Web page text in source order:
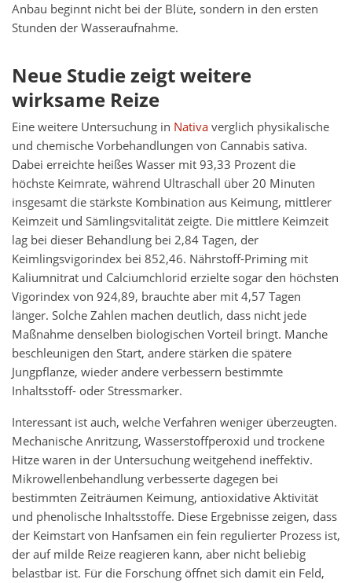
Anbau beginnt nicht bei der Blüte, sondern in den ersten
Stunden der Wasseraufnahme.
Neue Studie zeigt weitere
wirksame Reize
Eine weitere Untersuchung in Nativaverglich physikalische
und chemische Vorbehandlungen von Cannabis sativa.
Dabei erreichte heißes Wasser mit 93,33 Prozent die
höchste Keimrate, während Ultraschall über 20 Minuten
insgesamt die stärkste Kombination aus Keimung, mittlerer
Keimzeit und Sämlingsvitalität zeigte. Die mittlere Keimzeit
lag bei dieser Behandlung bei 2,84 Tagen, der
Keimlingsvigorindex bei 852,46. Nährstoff-Priming mit
Kaliumnitrat und Calciumchlorid erzielte sogar den höchsten
Vigorindex von 924,89, brauchte aber mit 4,57 Tagen
länger. Solche Zahlen machen deutlich, dass nicht jede
Maßnahme denselben biologischen Vorteil bringt. Manche
beschleunigen den Start, andere stärken die spätere
Jungpflanze, wieder andere verbessern bestimmte
Inhaltsstoff- oder Stressmarker.
Interessant ist auch, welche Verfahren weniger überzeugten.
Mechanische Anritzung, Wasserstoffperoxid und trockene
Hitze waren in der Untersuchung weitgehend ineffektiv.
Mikrowellenbehandlung verbesserte dagegen bei
bestimmten Zeiträumen Keimung, antioxidative Aktivität
und phenolische Inhaltsstoffe. Diese Ergebnisse zeigen, dass
der Keimstart von Hanfsamen ein fein regulierter Prozess ist,
der auf milde Reize reagieren kann, aber nicht beliebig
belastbar ist. Für die Forschung öffnet sich damit ein Feld,